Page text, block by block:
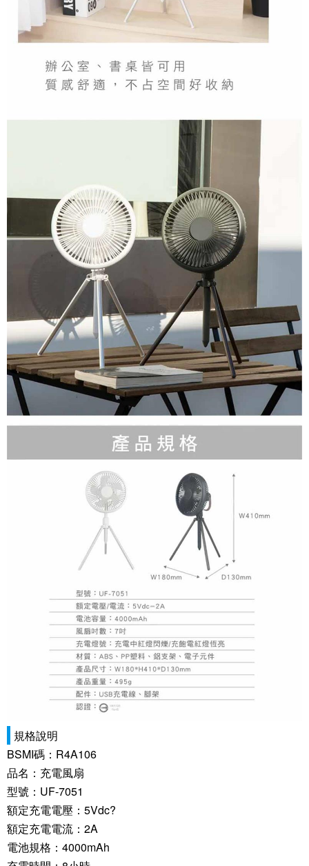
規格說明
BSMI碼：R4A106
品名：充電風扇
型號：UF-7051
額定充電電壓：5Vdc?
額定充電電流：2A
電池規格：4000mAh